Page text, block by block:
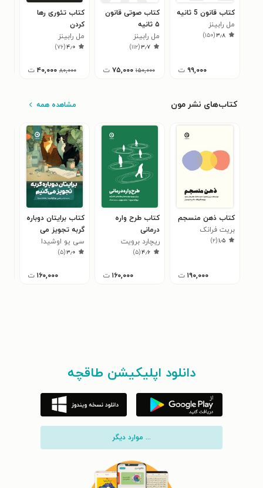
کتاب قانون 5 ثانیه
مل رابینز
۳٫۸(۱۵۰)
۹۹,۰۰۰ ت
کتاب صوتی قانون
۵ ثانیه
مل رابینز
۳٫۷(۱۱۲)
۱۵۰,۰۰۰ ۷۵,۰۰۰ ت
کتاب تئوری رها
کردن
مل رابینز
۴٫۰(۷۶)
۸۰,۰۰۰ ۴۰,۰۰۰ ت
کتاب‌های نشر مون مشاهده همه
کتاب ذهن منسجم
بریت فرانک
۱٫۵(۲)
۱۹۰,۰۰۰ ت
کتاب طرح واره
درمانی
ریچارد برویت
۴٫۶(۵)
۱۶۰,۰۰۰ ت
کتاب برایتان دوباره
گربه تجویز می
کنیم
سی یو اوشیدا
۳٫۰(۵)
۱۶۰,۰۰۰ ت
دانلود اپلیکیشن طاقچه
... موارد دیگر